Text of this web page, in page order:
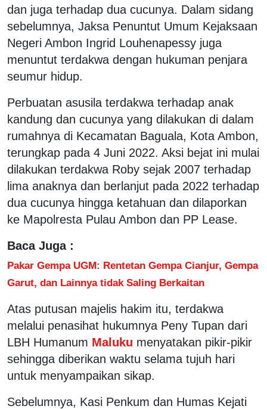
dan juga terhadap dua cucunya. Dalam sidang
sebelumnya, Jaksa Penuntut Umum Kejaksaan
Negeri Ambon Ingrid Louhenapessy juga
menuntut terdakwa dengan hukuman penjara
seumur hidup.
Perbuatan asusila terdakwa terhadap anak
kandung dan cucunya yang dilakukan di dalam
rumahnya di Kecamatan Baguala, Kota Ambon,
terungkap pada 4 Juni 2022. Aksi bejat ini mulai
dilakukan terdakwa Roby sejak 2007 terhadap
lima anaknya dan berlanjut pada 2022 terhadap
dua cucunya hingga ketahuan dan dilaporkan
ke Mapolresta Pulau Ambon dan PP Lease.
Baca Juga :
Pakar Gempa UGM: Rentetan Gempa Cianjur, Gempa
Garut, dan Lainnya tidak Saling Berkaitan
Atas putusan majelis hakim itu, terdakwa
melalui penasihat hukumnya Peny Tupan dari
LBH Humanum Maluku menyatakan pikir-pikir
sehingga diberikan waktu selama tujuh hari
untuk menyampaikan sikap.
Sebelumnya, Kasi Penkum dan Humas Kejati